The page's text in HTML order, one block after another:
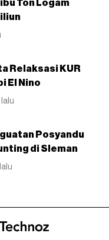
Ton Logam
Relaksasi KUR
El Nino
lalu
Posyandu
di Sleman